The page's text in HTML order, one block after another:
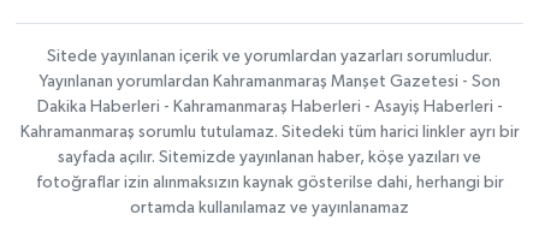
Sitede yayınlanan içerik ve yorumlardan yazarları sorumludur.
Yayınlanan yorumlardan Kahramanmaraş Manşet Gazetesi - Son
Dakika Haberleri - Kahramanmaraş Haberleri - Asayiş Haberleri -
Kahramanmaraş sorumlu tutulamaz. Sitedeki tüm harici linkler ayrı bir
sayfada açılır. Sitemizde yayınlanan haber, köşe yazıları ve
fotoğraflar izin alınmaksızın kaynak gösterilse dahi, herhangi bir
ortamda kullanılamaz ve yayınlanamaz